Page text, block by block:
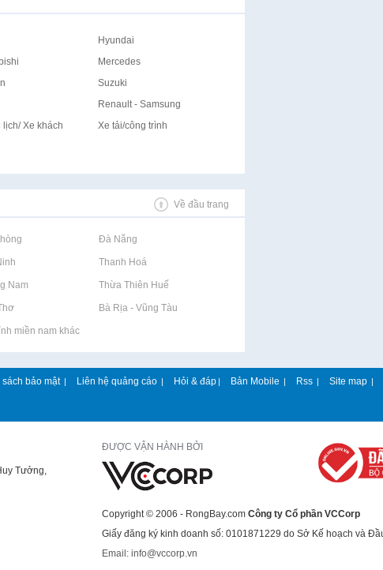
Hyundai
Mercedes
Suzuki
Renault - Samsung
lịch/ Xe khách
Xe tải/công trình
Về đầu trang
Rao vặt tại Đà Nẵng
Rao vặt tại Thanh Hoá
Nam Rao vặt tại Thừa Thiên Huế
Rao vặt tại Bà Rịa - Vũng Tàu
miền nam khác
bảo mật | Liên hệ quảng cáo | Hỏi & đáp | Bản Mobile | Rss | Site map |
Tưởng,
ĐƯỢC VẬN HÀNH BỞI
Copyright © 2006 - RongBay.com Công ty Cổ phần VCCorp
Giấy đăng ký kinh doanh số: 0101871229 do Sở Kế hoạch và
Email: info@vccorp.vn